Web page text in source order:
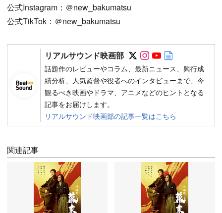
公式Instagram：＠new_bakumatsu
公式TikTok：＠new_bakumatsu
リアルサウンド映画部 Follow on SNS
Follow on SNS
Follow on
話題作のレビューやコラム、最新ニュース、興行成
績分析、人気監督や役者へのインタビューまで、今
観るべき映画やドラマ、アニメなどのヒントとなる
記事をお届けします。
リアルサウンド映画部の記事一覧はこちら
関連記事